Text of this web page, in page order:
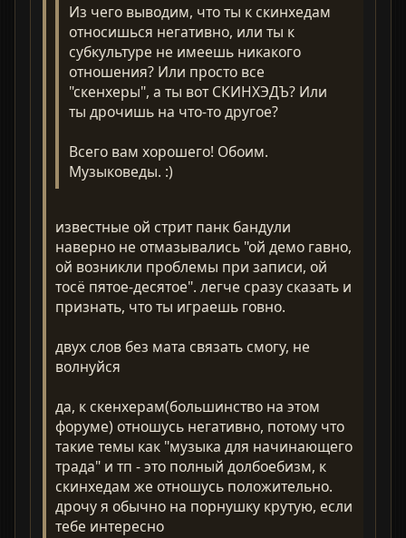
Из чего выводим, что ты к скинхедам
относишься негативно, или ты к
субкультуре не имеешь никакого
отношения? Или просто все
"скенхеры", а ты вот СКИНХЭДЪ? Или
ты дрочишь на что-то другое?
Всего вам хорошего! Обоим.
Музыковеды. :)
известные ой стрит панк бандули
наверно не отмазывались "ой демо гавно,
ой возникли проблемы при записи, ой
тосё пятое-десятое". легче сразу сказать и
признать, что ты играешь говно.
двух слов без мата связать смогу, не
волнуйся
да, к скенхерам(большинство на этом
форуме) отношусь негативно, потому что
такие темы как "музыка для начинающего
трада" и тп - это полный долбоебизм, к
скинхедам же отношусь положительно.
дрочу я обычно на порнушку крутую, если
тебе интересно